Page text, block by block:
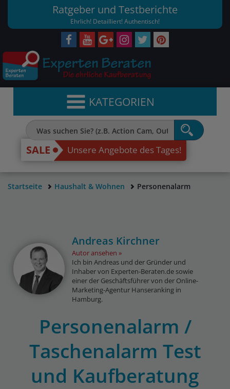
Ratgeber und Testberichte
Ehrlich! Detailliert! Authentisch!
KATEGORIEN
SALE Unsere Angebote des Tages!
Startseite Haushalt & Wohnen Personenalarm
Andreas Kirchner
Autor ansehen
Ich bin Andreas und der Gründer und
Inhaber von Experten-Beraten.de sowie
einer der Geschäftsführer von der Online-
Marketing-Agentur Hanseranking in
Hamburg.
Personenalarm /
Taschenalarm Test
und Kaufberatung